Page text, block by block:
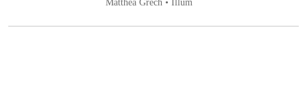
Matthea Grech • Illum